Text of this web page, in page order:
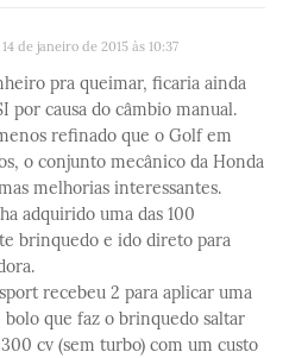
14 de janeiro de 2015 às 10:37
pra queimar, ficaria ainda
por causa do câmbio manual.
refinado que o Golf em
o conjunto mecânico da Honda
melhorias interessantes.
adquirido uma das 100
brinquedo e ido direto para
recebeu 2 para aplicar uma
que faz o brinquedo saltar
cv (sem turbo) com um custo